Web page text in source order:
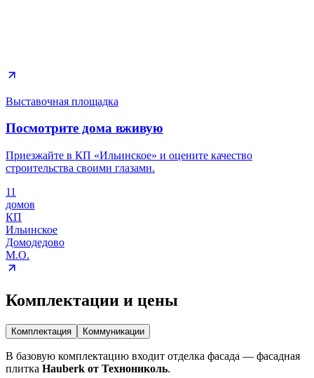
Выставочная площадка
Посмотрите дома вживую
Приезжайте в КП «Ильинское» и оцените качество
строительства своими глазами.
11
домов
КП
Ильинское
Домодедово
М.О.
Комплектации и цены
Комплектация Коммуникации
В базовую комплектацию входит отделка фасада — фасадная
плитка Hauberk от Технониколь.